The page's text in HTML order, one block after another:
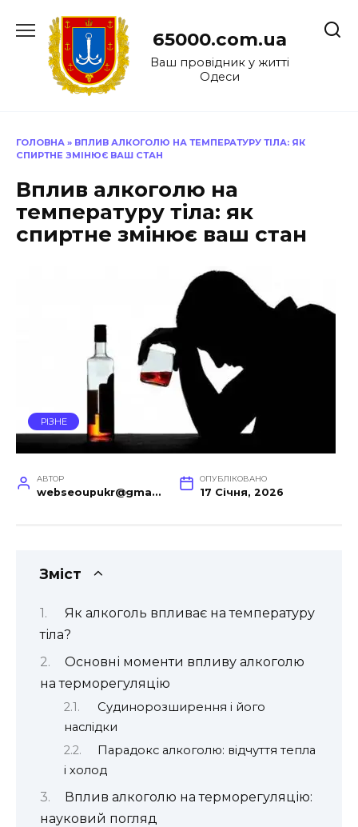
до
65000.com.ua
Ваш провідник у житті
Одеси
ГОЛОВНА » ВПЛИВ АЛКОГОЛЮ НА ТЕМПЕРАТУРУ ТІЛА: ЯК
СПИРТНЕ ЗМІНЮЄ ВАШ СТАН
Вплив алкоголю на
температуру тіла: як
спиртне змінює ваш стан
РІЗНЕ
АВТОР
webseoupukr@gmail.com
ОПУБЛІКОВАНО
17 Січня, 2026
Зміст
Як алкоголь впливає на температуру
тіла?
Основні моменти впливу алкоголю
на терморегуляцію
Судинорозширення і його
наслідки
Парадокс алкоголю: відчуття тепла
і холод
Вплив алкоголю на терморегуляцію:
науковий погляд